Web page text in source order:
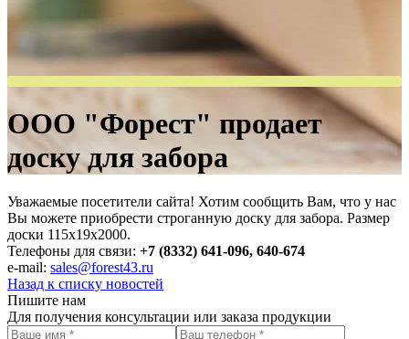
ООО "Форест" продает
доску для забора
Уважаемые посетители сайта! Хотим сообщить Вам, что у нас
Вы можете приобрести строганную доску для забора. Размер
доски 115х19х2000.
Телефоны для связи: +7 (8332) 641-096, 640-674
e-mail: sales@forest43.ru
Назад к списку новостей
Пишите нам
Для получения консультации или заказа продукции